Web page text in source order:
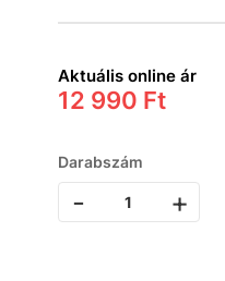
Aktuális online ár
12 990 Ft
Darabszám
- +